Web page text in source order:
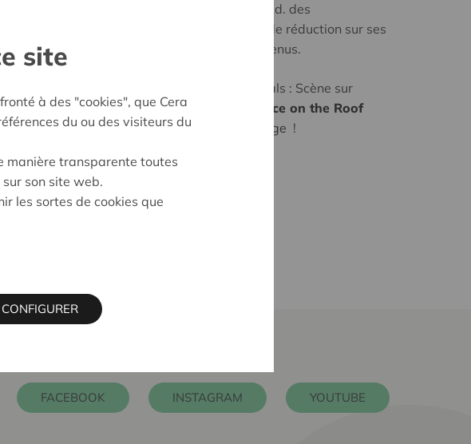
des centaines de jeunes sociétaires Cera (c.-à-d. des
a profité l'été dernier de 50% de réduction sur ses
festivals et bénéficié de petits extras bienvenus.
avec elle l’ambiance du plus barge des festivals : Scène sur
etdécouvrez la personnalité attachante d
'Alice on the Roof
pu interviewer en exclusivité dans le backstage !
!
FACEBOOK INSTAGRAM YOUTUBE
site
à des "cookies", que Cera
du ou des visiteurs du
manière transparente toutes
son site web.
les sortes de cookies que
CONFIGURER